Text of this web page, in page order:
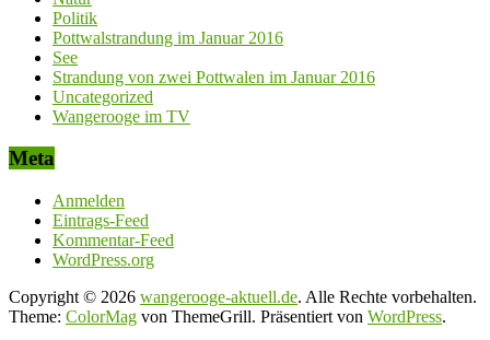
Politik
Pottwalstrandung im Januar 2016
See
Strandung von zwei Pottwalen im Januar 2016
Uncategorized
Wangerooge im TV
Meta
Anmelden
Eintrags-Feed
Kommentar-Feed
WordPress.org
Copyright © 2026 wangerooge-aktuell.de. Alle Rechte vorbehalten.
Theme: ColorMag von ThemeGrill. Präsentiert von WordPress.